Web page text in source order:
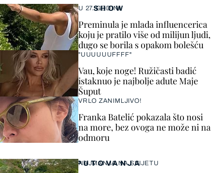
SHOW
U 27. GODINI
Preminula je mlada influencerica
koju je pratilo više od milijun ljudi,
dugo se borila s opakom bolešću
"UUUUUUFFFF"
Vau, koje noge! Ružičasti badić
istaknuo je najbolje adute Maje
Šuput
VRLO ZANIMLJIVO!
Franka Batelić pokazala što nosi
na more, bez ovoga ne može ni na
odmoru
PUTOVANJA
NAJMANJA NA SVIJETU